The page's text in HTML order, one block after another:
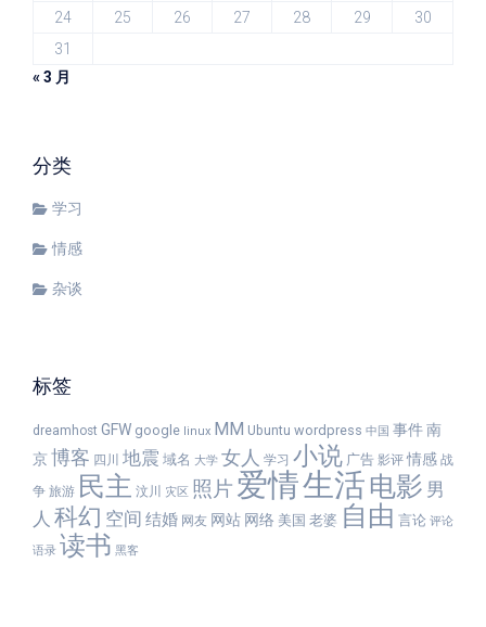
24
25 26 27 28 29
30
31
« 3 月
分类
学习
情感
杂谈
标签
dreamhost GFW google linux MM Ubuntu wordpress 中国 事件南
京博客 四川 地震 域名 大学 女人 学习 小说 广告 影评 情感 战
争 旅游 民主 汶川 灾区 照片 爱情生活 电影 男
人 科幻 空间 结婚 网友 网站 网络 美国 老婆 自由 言论 评论
语录 读书 黑客